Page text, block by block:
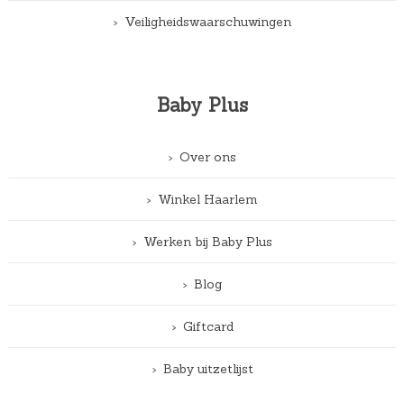
Veiligheidswaarschuwingen
Baby Plus
Over ons
Winkel Haarlem
Werken bij Baby Plus
Blog
Giftcard
Baby uitzetlijst